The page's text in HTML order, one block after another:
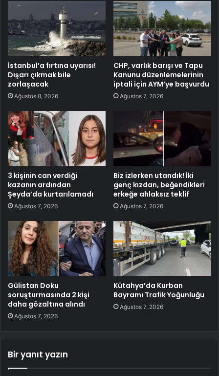
İstanbul’a fırtına uyarısı!
Dışarı çıkmak bile
zorlaşacak
Ağustos 8, 2026
CHP, varlık barışı ve Tapu
Kanunu düzenlemelerinin
iptali için AYM’ye başvurdu
Ağustos 7, 2026
3 kişinin can verdiği
kazanın ardından
Şeyda’da kurtarılamadı
Ağustos 7, 2026
Biz izlerken utandık! İki
genç kızdan, beğendikleri
erkeğe ahlaksız teklif
Ağustos 7, 2026
Gülistan Doku
soruşturmasında 2 kişi
daha gözaltına alındı
Ağustos 7, 2026
Kütahya’da Kurban
Bayramı Trafik Yoğunluğu
Ağustos 7, 2026
Bir yanıt yazın